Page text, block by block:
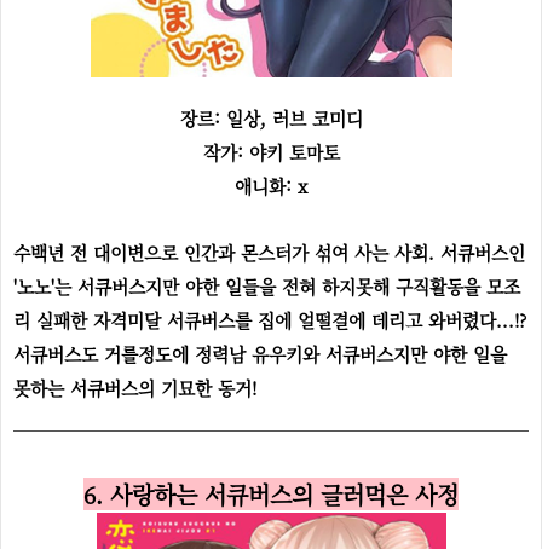
장르: 일상, 러브 코미디
작가: 야키 토마토
애니화: x
수백년 전 대이변으로 인간과 몬스터가 섞여 사는 사회. 서큐버스인
'노노'는 서큐버스지만 야한 일들을 전혀 하지못해 구직활동을 모조
리 실패한 자격미달 서큐버스를 집에 얼떨결에 데리고 와버렸다...!?
서큐버스도 거를정도에 정력남 유우키와 서큐버스지만 야한 일을
못하는 서큐버스의 기묘한 동거!
6. 사랑하는 서큐버스의 글러먹은 사정